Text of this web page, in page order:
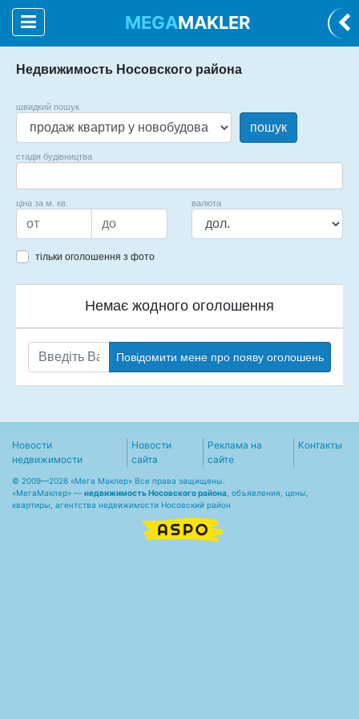
MEGAMAKLER
Недвижимость Носовского района
швидкий пошук
пошук
стадія будівництва
ціна за м. кв. валюта
тільки оголошення з фото
Немає жодного оголошення
Повідомити мене про появу оголошень
Новости
недвижимости
Новости
сайта
Реклама на
сайте
Контакты
© 2009—2026 «Мега Маклер» Все права защищены.
«МегаМаклер» — недвижимость Носовского района , объявления, цены,
квартиры, агентства недвижимости Носовский район